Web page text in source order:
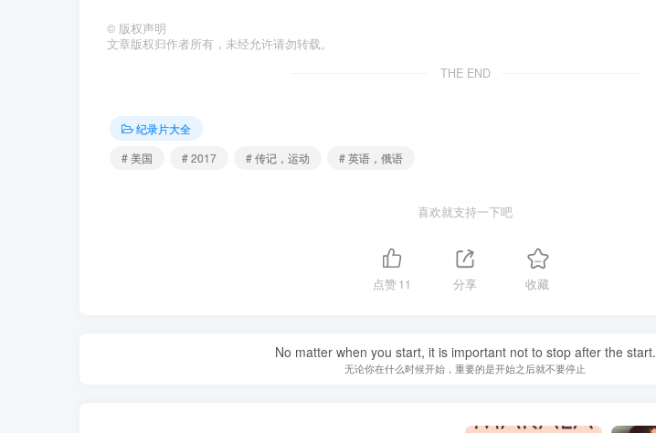
© 版权声明
文章版权归作者所有，未经允许请勿转载。
THE END
纪录片大全
# 美国
# 2017 # 传记，运动 # 英语，俄语
喜欢就支持一下吧
点赞11 分享 收藏
No matter when you start, it is important not to stop after the start.
无论你在什么时候开始，重要的是开始之后就不要停止